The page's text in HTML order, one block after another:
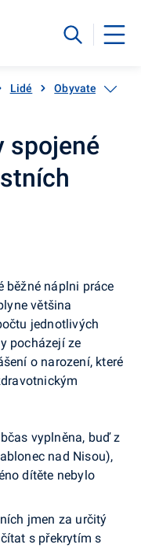
Lidé Obyvatelstvo
spojené
běžné náplni práce
většina
jednotlivých
pocházejí ze
o narození, které
vyplněna, buď z
nad Nisou),
dítěte nebylo
jmen za určitý
s překrytím s